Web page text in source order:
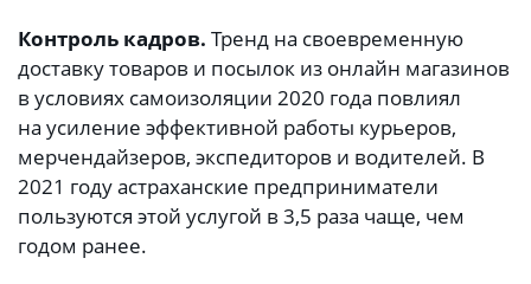
Контроль кадров. Тренд на своевременную
доставку товаров и посылок из онлайн магазинов
в условиях самоизоляции 2020 года повлиял
на усиление эффективной работы курьеров,
мерчендайзеров, экспедиторов и водителей. В
2021 году астраханские предприниматели
пользуются этой услугой в 3,5 раза чаще, чем
годом ранее.